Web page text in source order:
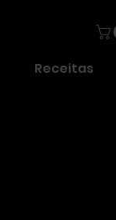
Receitas